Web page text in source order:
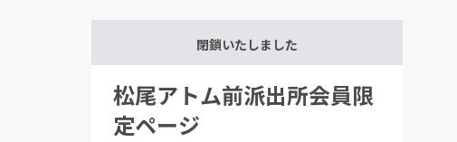
閉鎖いたしました
松尾アトム前派出所会員限
定ページ